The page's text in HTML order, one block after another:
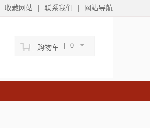
收藏网站 联系我们 网站导航
购物车 0